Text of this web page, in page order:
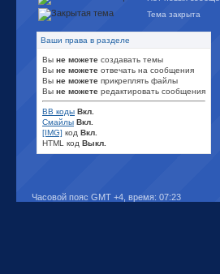
Тема закрыта
Ваши права в разделе
Вы не можете создавать темы
Вы не можете отвечать на сообщения
Вы не можете прикреплять файлы
Вы не можете редактировать сообщения
BB коды Вкл.
Смайлы Вкл.
[IMG] код Вкл.
HTML код Выкл.
Часовой пояс GMT +4, время: 07:23